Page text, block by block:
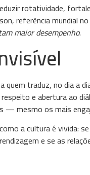
rotatividade,
referência mundial
maior desempenho.
quem traduz, no dia a
e abertura ao
— mesmo os mais
a cultura é vivida:
e se as